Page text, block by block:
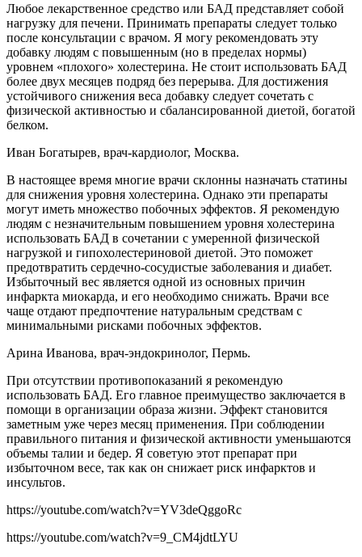
Любое лекарственное средство или БАД представляет собой
нагрузку для печени. Принимать препараты следует только
после консультации с врачом. Я могу рекомендовать эту
добавку людям с повышенным (но в пределах нормы)
уровнем «плохого» холестерина. Не стоит использовать БАД
более двух месяцев подряд без перерыва. Для достижения
устойчивого снижения веса добавку следует сочетать с
физической активностью и сбалансированной диетой, богатой
белком.
Иван Богатырев, врач-кардиолог, Москва.
В настоящее время многие врачи склонны назначать статины
для снижения уровня холестерина. Однако эти препараты
могут иметь множество побочных эффектов. Я рекомендую
людям с незначительным повышением уровня холестерина
использовать БАД в сочетании с умеренной физической
нагрузкой и гипохолестериновой диетой. Это поможет
предотвратить сердечно-сосудистые заболевания и диабет.
Избыточный вес является одной из основных причин
инфаркта миокарда, и его необходимо снижать. Врачи все
чаще отдают предпочтение натуральным средствам с
минимальными рисками побочных эффектов.
Арина Иванова, врач-эндокринолог, Пермь.
При отсутствии противопоказаний я рекомендую
использовать БАД. Его главное преимущество заключается в
помощи в организации образа жизни. Эффект становится
заметным уже через месяц применения. При соблюдении
правильного питания и физической активности уменьшаются
объемы талии и бедер. Я советую этот препарат при
избыточном весе, так как он снижает риск инфарктов и
инсультов.
https://youtube.com/watch?v=YV3deQggoRc
https://youtube.com/watch?v=9_CM4jdtLYU